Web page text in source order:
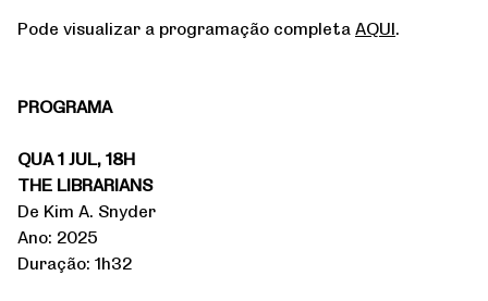
Pode visualizar a programação completaAQUI.
PROGRAMA
QUA 1 JUL, 18H
THE LIBRARIANS
De Kim A. Snyder
Ano: 2025
Duração: 1h32